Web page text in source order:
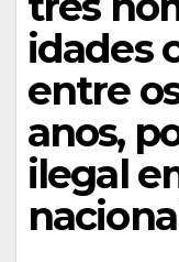
idades
entre
anos,
ilegal